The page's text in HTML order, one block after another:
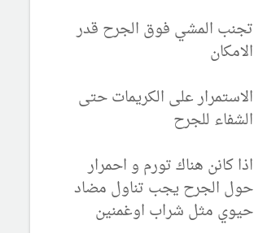
تجنب المشي فوق الجرح قدر
الامكان
الاستمرار على الكريمات حتى
الشفاء للجرح
اذا كانن هناك تورم و احمرار
حول الجرح يجب تناول مضاد
حيوي مثل شراب اوغمنين